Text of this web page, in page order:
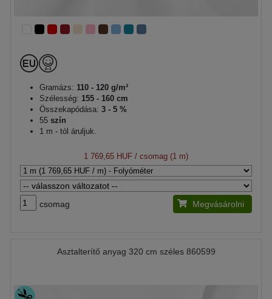
Gramázs: 110 - 120 g/m²
Szélesség: 155 - 160 cm
Összekapódása: 3 - 5 %
55 szín
1 m - tól áruljuk.
1 769,65 HUF / csomag (1 m)
csomag Megvásárolni
Asztalterítő anyag 320 cm széles 860599